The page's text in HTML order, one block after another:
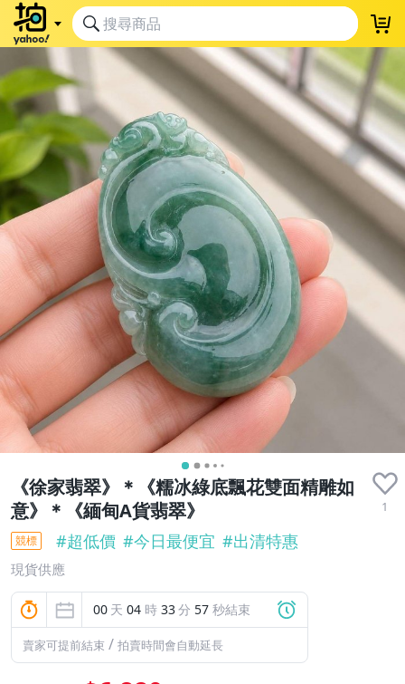
《徐家翡翠》＊《糯冰綠底飄花雙面精雕如
意》＊《緬甸A貨翡翠》
1
競標 #超低價 #今日最便宜 #出清特惠
現貨供應
00 天 04 時 33分 55 秒結束
賣家可提前結束 / 拍賣時間會自動延長